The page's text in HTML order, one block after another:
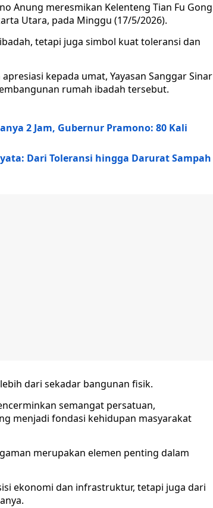
Anung meresmikan Kelenteng Tian Fu Gong
Utara, pada Minggu (17/5/2026).
tetapi juga simbol kuat toleransi dan
kepada umat, Yayasan Sanggar Sinar
rumah ibadah tersebut.
2 Jam, Gubernur Pramono: 80 Kali
Dari Toleransi hingga Darurat Sampah
dari sekadar bangunan fisik.
semangat persatuan,
menjadi fondasi kehidupan masyarakat
merupakan elemen penting dalam
ekonomi dan infrastruktur, tetapi juga dari